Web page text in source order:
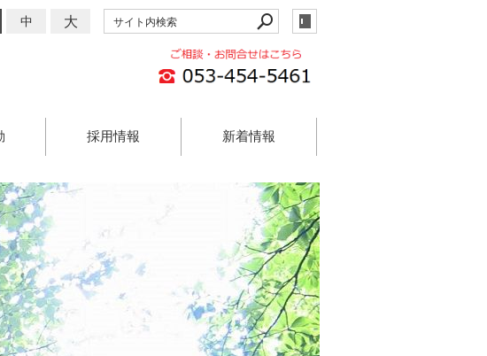
中 大
採用情報 新着情報